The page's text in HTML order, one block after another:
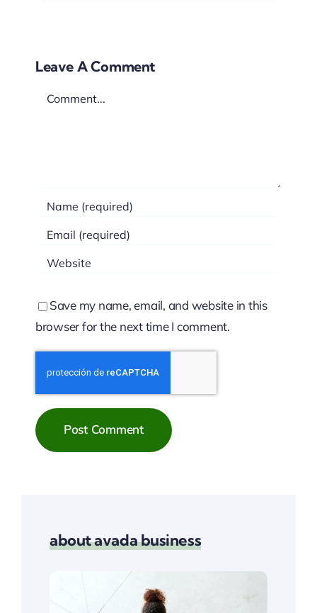
Leave A Comment
Comment
Save my name, email, and website in this
browser for the next time I comment.
about avada business